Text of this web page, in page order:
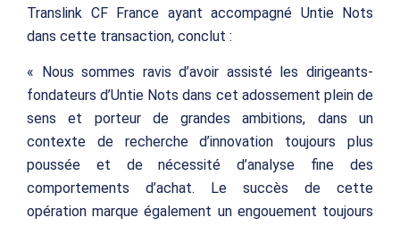
Translink CF France ayant accompagné Untie Nots
dans cette transaction, conclut :
« Nous sommes ravis d’avoir assisté les dirigeants-
fondateurs d’Untie Nots dans cet adossement plein de
sens et porteur de grandes ambitions, dans un
contexte de recherche d’innovation toujours plus
poussée et de nécessité d’analyse fine des
comportements d’achat. Le succès de cette
opération marque également un engouement toujours